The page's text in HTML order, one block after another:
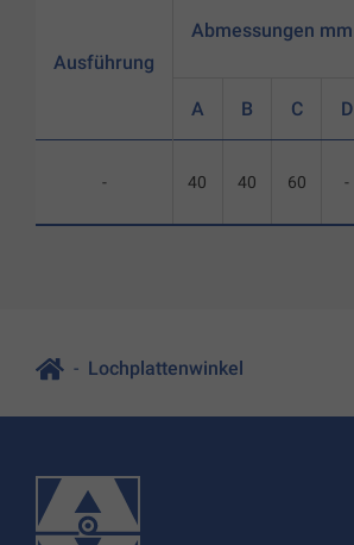
Ausführung
-
Abmessungen mm
A B C D
40 40 60 -
Lochplattenwinkel